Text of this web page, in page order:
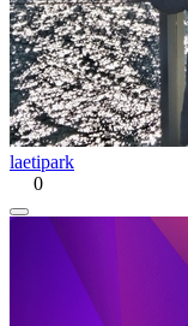
laetipark
0